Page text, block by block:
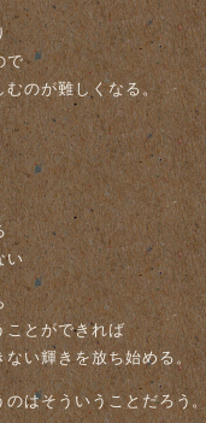
で
むのが難しくなる。
い
ことができれば
い輝きを放ち始める。
はそういうことだろう。